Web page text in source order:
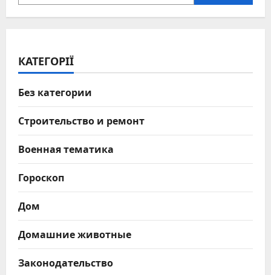
КАТЕГОРІЇ
Без категории
Строительство и ремонт
Военная тематика
Гороскоп
Дом
Домашние животные
Законодательство